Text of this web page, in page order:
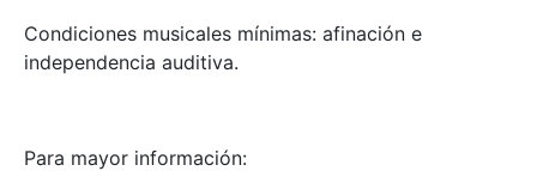
Condiciones musicales mínimas: afinación e
independencia auditiva.
Para mayor información: